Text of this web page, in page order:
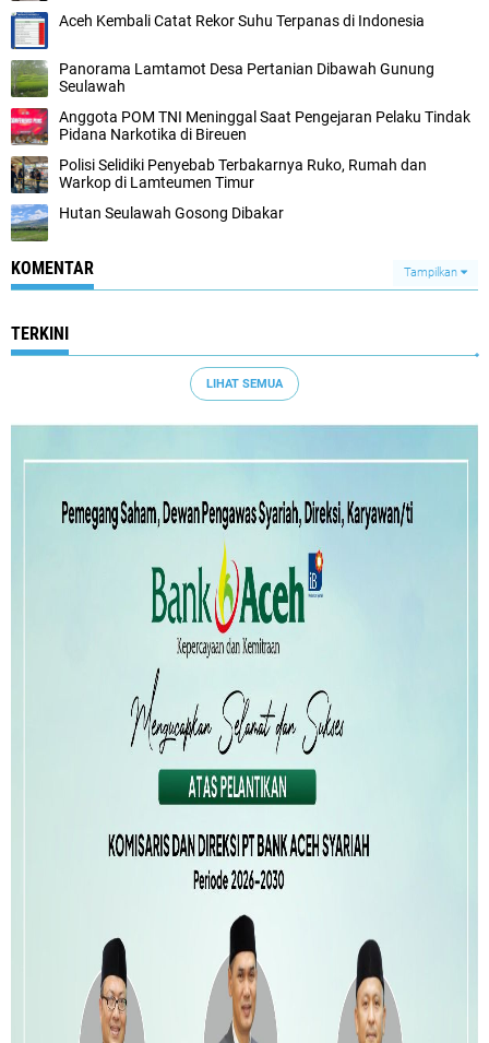
Aceh Kembali Catat Rekor Suhu Terpanas di Indonesia
Panorama Lamtamot Desa Pertanian Dibawah Gunung
Seulawah
Anggota POM TNI Meninggal Saat Pengejaran Pelaku Tindak
Pidana Narkotika di Bireuen
Polisi Selidiki Penyebab Terbakarnya Ruko, Rumah dan
Warkop di Lamteumen Timur
Hutan Seulawah Gosong Dibakar
KOMENTAR Tampilkan
TERKINI
LIHAT SEMUA